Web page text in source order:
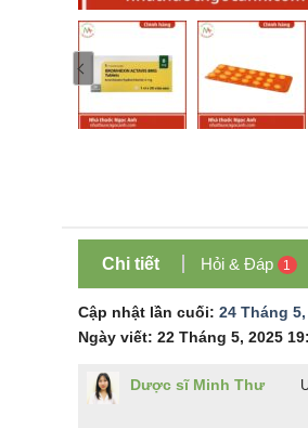
Chi tiết Hỏi & Đáp 1
Cập nhật lần cuối: 24 Tháng
Ngày viết: 22 Tháng 5, 2025
Dược sĩ Minh Thư